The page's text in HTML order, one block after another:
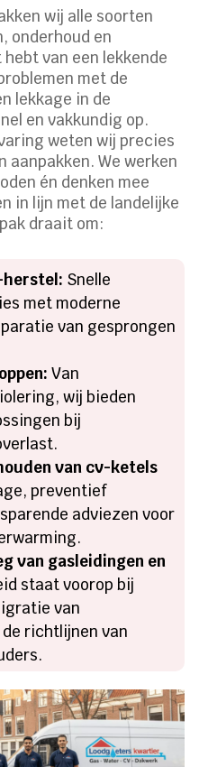
wij alle soorten
onderhoud en
van een lekkende
met de
lekkage in de
en vakkundig op.
weten wij precies
aanpakken. We werken
én denken mee
in lijn met de landelijke
draait om:
herstel: Snelle
met moderne
van gesprongen
Van
wij bieden
bij
van cv-ketels
preventief
adviezen voor
van gasleidingen en
staat voorop bij
van
richtlijnen van